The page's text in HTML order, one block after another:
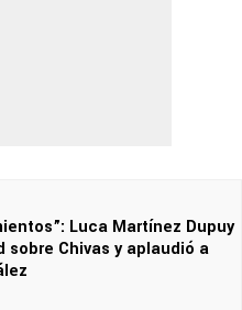
Luca Martínez Dupuy
sobre Chivas y aplaudió a